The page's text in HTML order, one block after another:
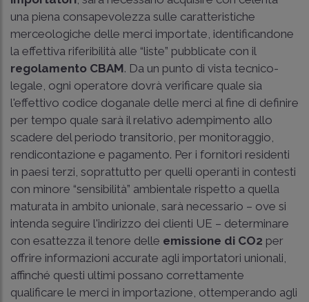
una piena consapevolezza sulle caratteristiche
merceologiche delle merci importate, identificandone
la effettiva riferibilità alle “liste” pubblicate con il
regolamento CBAM. Da un punto di vista tecnico-
legale, ogni operatore dovrà verificare quale sia
l'effettivo codice doganale delle merci al fine di definire
per tempo quale sarà il relativo adempimento allo
scadere del periodo transitorio, per monitoraggio,
rendicontazione e pagamento. Per i fornitori residenti
in paesi terzi, soprattutto per quelli operanti in contesti
con minore “sensibilità” ambientale rispetto a quella
maturata in ambito unionale, sarà necessario – ove si
intenda seguire l'indirizzo dei clienti UE – determinare
con esattezza il tenore delle emissione di CO2 per
offrire informazioni accurate agli importatori unionali,
affinché questi ultimi possano correttamente
qualificare le merci in importazione, ottemperando agli